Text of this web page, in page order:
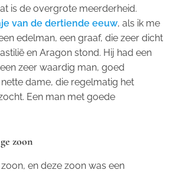
is de overgrote meerderheid.
van de dertiende eeuw, als ik me
edelman, een graaf, die zeer dicht
en Aragon stond. Hij had een
zeer waardig man, goed
dame, die regelmatig het
Een man met goede
zoon
en deze zoon was een